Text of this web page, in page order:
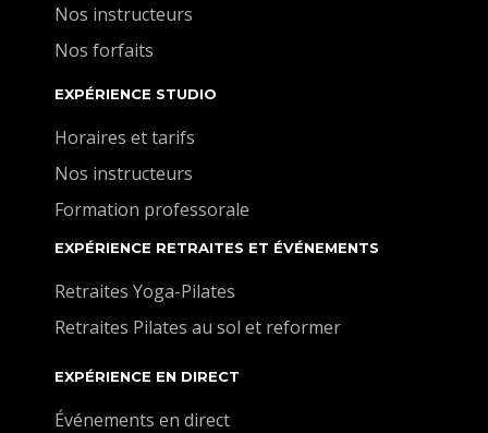
Nos instructeurs
Nos forfaits
EXPÉRIENCE STUDIO
Horaires et tarifs
Nos instructeurs
Formation professorale
EXPÉRIENCE RETRAITES ET ÉVÉNEMENTS
Retraites Yoga-Pilates
Retraites Pilates au sol et reformer
EXPÉRIENCE EN DIRECT
Événements en direct